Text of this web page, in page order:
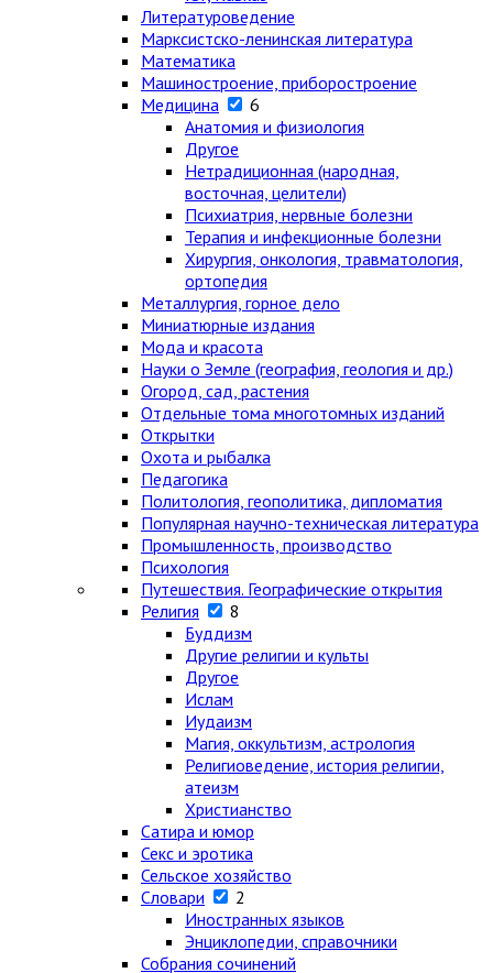
Литературоведение
Марксистско-ленинская литература
Математика
Машиностроение, приборостроение
Медицина
6
Анатомия и физиология
Другое
Нетрадиционная (народная,
восточная, целители)
Психиатрия, нервные болезни
Терапия и инфекционные болезни
Хирургия, онкология, травматология,
ортопедия
Металлургия, горное дело
Миниатюрные издания
Мода и красота
Науки о Земле (география, геология и др.)
Огород, сад, растения
Отдельные тома многотомных изданий
Открытки
Охота и рыбалка
Педагогика
Политология, геополитика, дипломатия
Популярная научно-техническая литература
Промышленность, производство
Психология
Путешествия. Географические открытия
Религия
8
Буддизм
Другие религии и культы
Другое
Ислам
Иудаизм
Магия, оккультизм, астрология
Религиоведение, история религии,
атеизм
Христианство
Сатира и юмор
Секс и эротика
Сельское хозяйство
Словари
2
Иностранных языков
Энциклопедии, справочники
Собрания сочинений